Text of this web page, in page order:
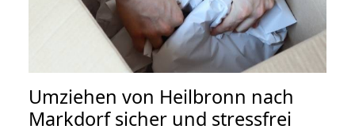
Umziehen von Heilbronn nach
Markdorfsicher und stressfrei